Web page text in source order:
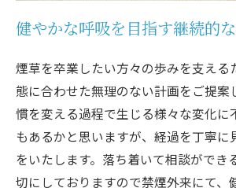
健やかな呼吸を目指す継続的
煙草を卒業したい方々の歩みを支える
態に合わせた無理のない計画をご提案
慣を変える過程で生じる様々な変化に
もあるかと思いますが、経過を丁寧に
をいたします。落ち着いて相談ができ
切にしておりますので禁煙外来にて、